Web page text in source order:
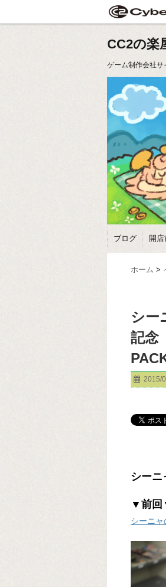
CC2の楽
ゲーム制作会社
ブログ 開店
ホーム >
シー
記念
2015/
▼前回
シーニャ